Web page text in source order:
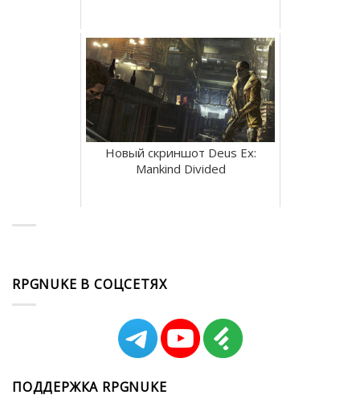
Новый скриншот Deus Ex:
Mankind Divided
RPGNUKE В СОЦСЕТЯХ
ПОДДЕРЖКА RPGNUKE